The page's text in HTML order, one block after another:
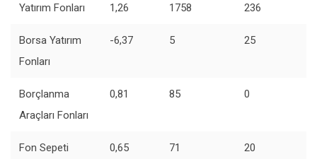
Yatırım Fonları 1,26 1758 236
Borsa Yatırım
Fonları
-6,37 5 25
Borçlanma
Araçları Fonları
0,81 85 0
Fon Sepeti
0,65 71 20